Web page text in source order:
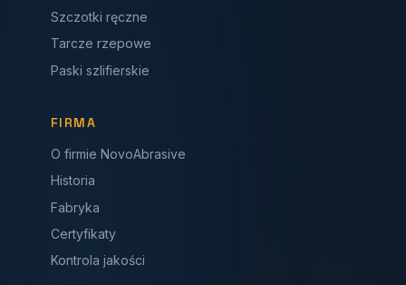
Szczotki ręczne
Tarcze rzepowe
Paski szlifierskie
FIRMA
O firmie NovoAbrasive
Historia
Fabryka
Certyfikaty
Kontrola jakości